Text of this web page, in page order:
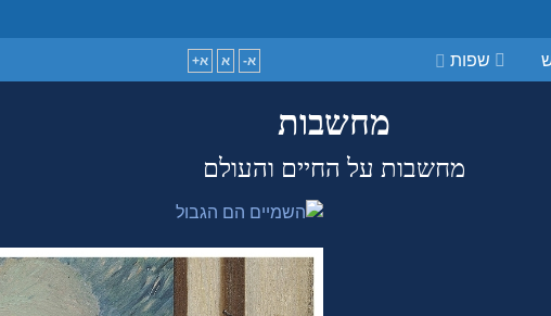
שפות א- א א+
מחשבות
מחשבות על החיים והעולם